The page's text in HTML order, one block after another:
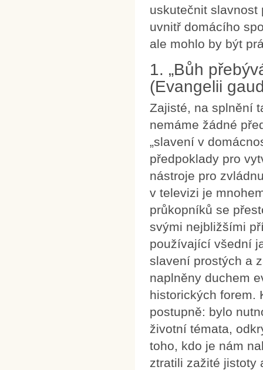
uskutečnit
uvnitř domácího
ale mohlo by být
1. „Bůh
(Evangelii
Zajisté, na splnění
nemáme žádné
„slavení v
předpoklady pro
nástroje pro
v televizi je
průkopníků se
svými nejbližšími
používající všední
slavení prostých a
naplněny duchem
historických forem.
postupně: bylo
životní témata,
toho, kdo je nám
ztratili zažité jistoty